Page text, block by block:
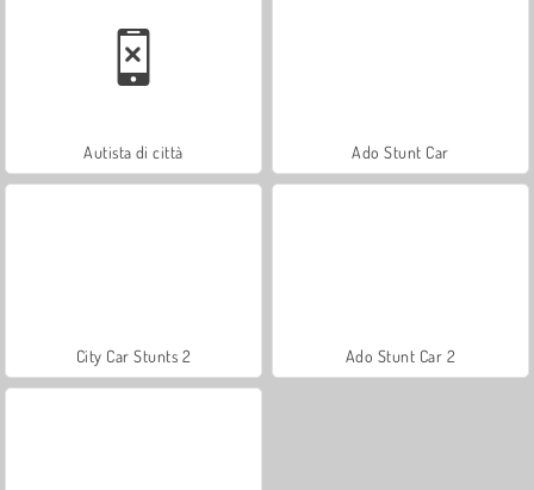
Autista di città Ado Stunt Car
City Car Stunts 2 Ado Stunt Car 2